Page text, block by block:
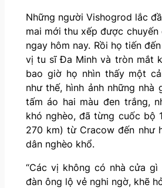
Những người Vishogrod lắc
mai mới thu xếp được
ngay hôm nay. Rồi họ tiến
vị tu sĩ Đa Minh và tròn mắt
bao giờ họ nhìn thấy một
như thế, hình ảnh những nhà
tấm áo hai màu đen trắng,
khó nghèo, đã từng cuốc bộ
270 km) từ Cracow đến như
dân nghèo khổ.
“Các vị không có nhà cửa gì
đàn ông lộ vẻ nghi ngờ, khẽ